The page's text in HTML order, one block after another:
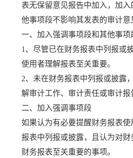
表无保留意见报告中加入，加
他事项段不影响其发表的审计意
一、加入强调事项段和其他事项
1、尽管已在财务报表中列报或
使用者理解报表至关重要。
2、未在财务报表中列报或披露
解审计工作、审计责任或审计报
二、加入强调事项段
如果认为有必要提醒财务报表
报表中列报或披露，且认为对
财务报表至关重要的事项。